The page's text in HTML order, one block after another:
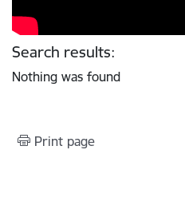
Search results:
Nothing was found
Print page